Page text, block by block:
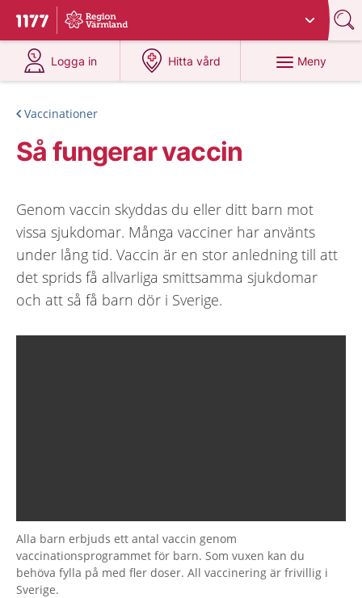
Till startsidan för 1177
Du har valt region
Logga in
på 1177.se
Hitta vård
på 1177.se
Meny
Vaccinationer
Så fungerar vaccin
Genom vaccin skyddas du eller ditt barn mot
vissa sjukdomar. Många vacciner har använts
under lång tid. Vaccin är en stor anledning till att
det sprids få allvarliga smittsamma sjukdomar
och att så få barn dör i Sverige.
Alla barn erbjuds ett antal vaccin genom
vaccinationsprogrammet för barn. Som vuxen kan du
behöva fylla på med fler doser. All vaccinering är frivillig i
Sverige.